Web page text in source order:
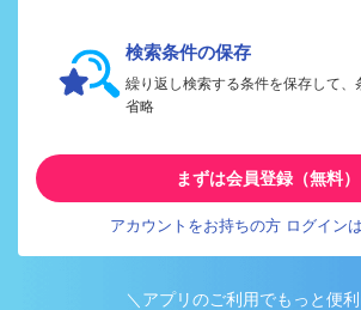
検索条件の保存
繰り返し検索する条件を保存して、
省略
まずは会員登録（無料）
アカウントをお持ちの方 ログイン
＼アプリのご利用でもっと便